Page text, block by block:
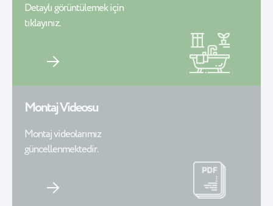
Detaylı görüntülemek için
tıklayınız.
Montaj Videosu
Montaj videolarımız
güncellenmektedir.